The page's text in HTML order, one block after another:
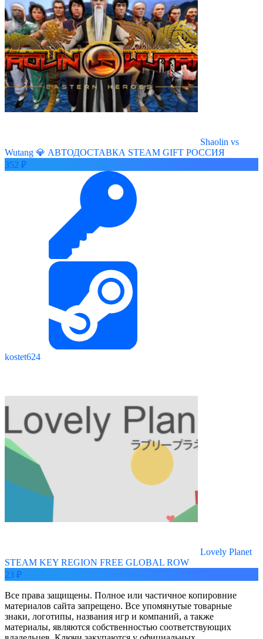
Shaolin vs
Wutang 💎 АВТОДОСТАВКА STEAM GIFT РОССИЯ
352 ₽
kostet624
Lovely Planet
STEAM KEY REGION FREE GLOBAL ROW
23 ₽
Все права защищены. Полное или частичное копировние
материалов сайта запрещено. Все упомянутые товарные
знаки, логотипы, названия игр и компаний, а также
материалы, являются собственностью соответствующих